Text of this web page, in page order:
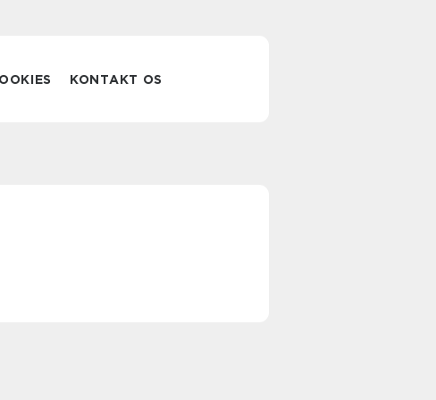
KONTAKT OS